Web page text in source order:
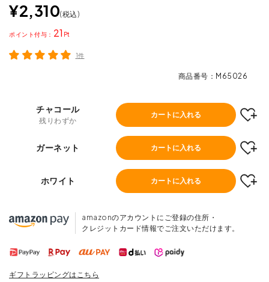
¥2,310 税込
21
ポイント
1件
商品番号 M65026
チャコール
残りわずか
カートに入れる
ガーネット カートに入れる
ホワイト カートに入れる
amazonのアカウントにご登録の住所・
クレジットカード情報でご注文いただけます。
ギフトラッピングはこちら